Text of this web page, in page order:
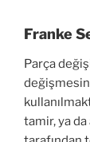
Franke
Parça
tamir, ya da